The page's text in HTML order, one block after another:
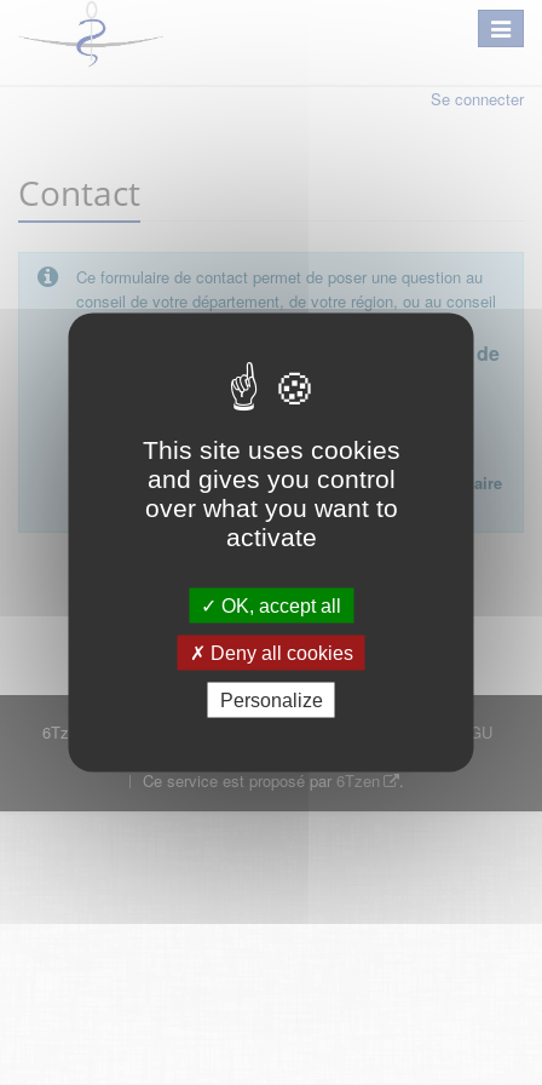
This site uses cookies
and gives you control
over what you want to
activate
OK, accept all
Deny all cookies
Personalize
Se connecter
Contact
Ce formulaire de contact permet de poser une question au
conseil de votre département, de votre région, ou au conseil
national.
Le conseil départemental est l'interlocuteur de
proximité à privilégier.
plainte ou formuler des doléances à l'égard d'un médecin
Lien vers la FAQ du CNOM sur la procédure disciplinaire
FAQ procédure disciplinaire
Démarrer
6Tzen ©2015 - Tous droits réservés
CGU
Ce service est proposé par6Tzen .